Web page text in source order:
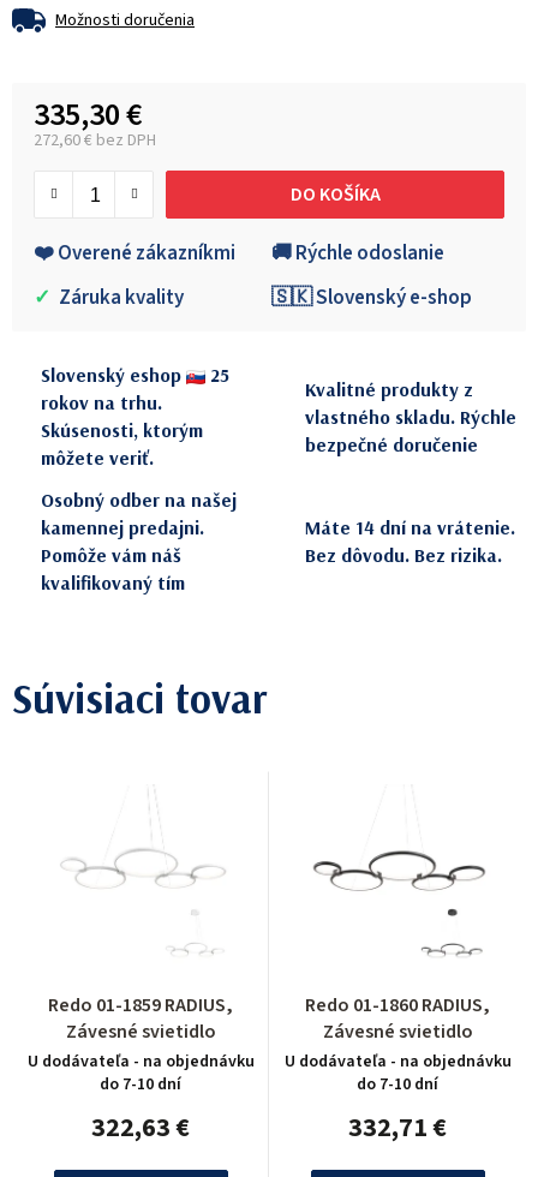
Možnosti doručenia
335,30 €
272,60 € bez DPH
DO KOŠÍKA
❤️ Overené zákazníkmi
🚚 Rýchle odoslanie
✓ Záruka kvality 🇸🇰 Slovenský e-shop
Slovenský eshop
25
rokov na trhu.
Skúsenosti, ktorým
môžete veriť.
Kvalitné produkty z
vlastného skladu. Rýchle
bezpečné doručenie
Osobný odber na našej
kamennej predajni.
Pomôže vám náš
kvalifikovaný tím
Máte 14 dní na vrátenie.
Bez dôvodu. Bez rizika.
Súvisiaci tovar
Redo 01-1859 RADIUS,
Závesné svietidlo
U dodávateľa - na objednávku
do 7-10 dní
322,63 €
Redo 01-1860 RADIUS,
Závesné svietidlo
U dodávateľa - na objednávku
do 7-10 dní
332,71 €